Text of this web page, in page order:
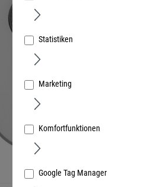
Statistiken
Marketing
Komfortfunktionen
Google Tag Manager